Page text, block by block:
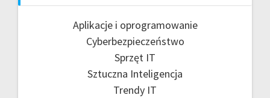
Aplikacje i oprogramowanie
Cyberbezpieczeństwo
Sprzęt IT
Sztuczna Inteligencja
Trendy IT